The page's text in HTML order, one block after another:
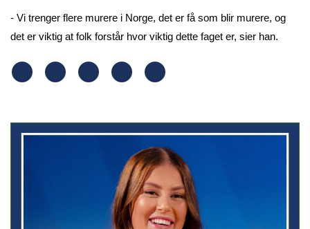
- Vi trenger flere murere i Norge, det er få som blir murere, og
det er viktig at folk forstår hvor viktig dette faget er, sier han.